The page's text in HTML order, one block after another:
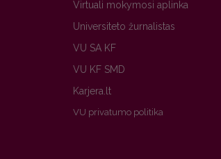
Virtuali mokymosi aplinka
Universiteto žurnalistas
VU SA KF
VU KF SMD
Karjera.lt
VU privatumo politika